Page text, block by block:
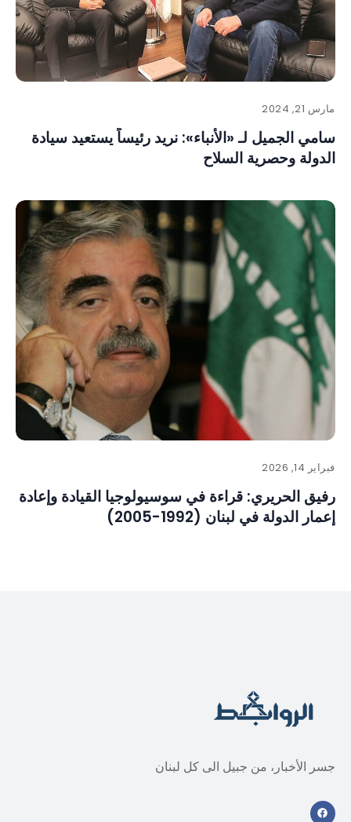
مارس 21, 2024
سامي الجميل لـ «الأنباء»: نريد رئيساً يستعيد سيادة
الدولة وحصرية السلاح
فبراير 14, 2026
رفيق الحريري: قراءة في سوسيولوجيا القيادة وإعادة
إعمار الدولة في لبنان (1992-2005)
جسر الأخبار، من جبيل الى كل لبنان